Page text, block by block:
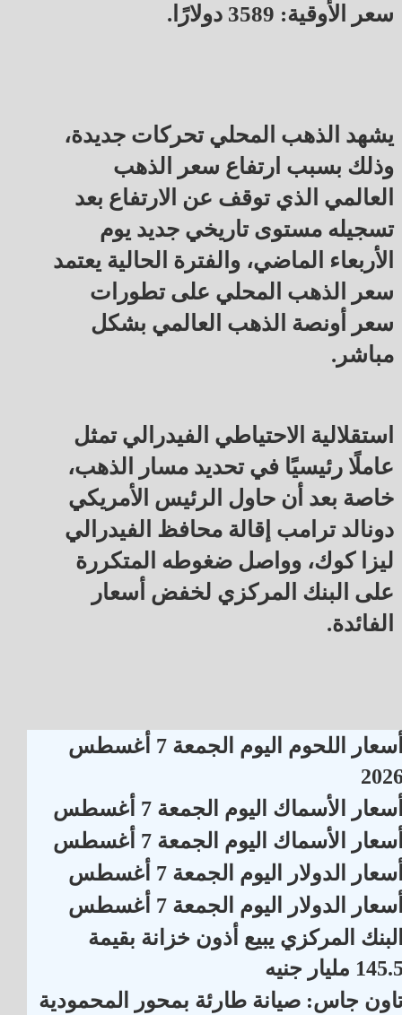
سعر الأوقية: 3589 دولارًا.
يشهد الذهب المحلي تحركات جديدة،
وذلك بسبب ارتفاع سعر الذهب
العالمي الذي توقف عن الارتفاع بعد
تسجيله مستوى تاريخي جديد يوم
الأربعاء الماضي، والفترة الحالية يعتمد
سعر الذهب المحلي على تطورات
سعر أونصة الذهب العالمي بشكل
مباشر.
استقلالية الاحتياطي الفيدرالي تمثل
عاملًا رئيسيًا في تحديد مسار الذهب،
خاصة بعد أن حاول الرئيس الأمريكي
دونالد ترامب إقالة محافظ الفيدرالي
ليزا كوك، وواصل ضغوطه المتكررة
على البنك المركزي لخفض أسعار
الفائدة.
أسعار اللحوم اليوم الجمعة 7 أغسطس
الأسماك اليوم الجمعة 7 أغسطس
الأسماك اليوم الجمعة 7 أغسطس
الدولار اليوم الجمعة 7 أغسطس
الدولار اليوم الجمعة 7 أغسطس
المركزي يبيع أذون خزانة بقيمة
مليار جنيه
جاس: صيانة طارئة بمحور المحمودية